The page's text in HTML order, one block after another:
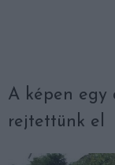
A képen egy
rejtettünk el